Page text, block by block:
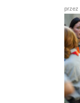
przez